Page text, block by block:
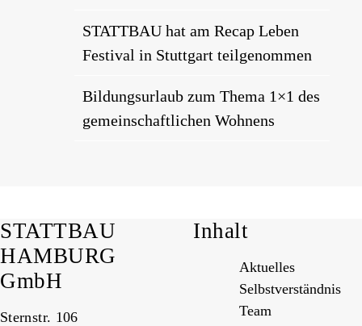
STATTBAU hat am Recap Leben
Festival in Stuttgart teilgenommen
Bildungsurlaub zum Thema 1×1 des
gemeinschaftlichen Wohnens
STATTBAU
HAMBURG
GmbH
Sternstr. 106
Inhalt
Aktuelles
Selbstverständnis
Team